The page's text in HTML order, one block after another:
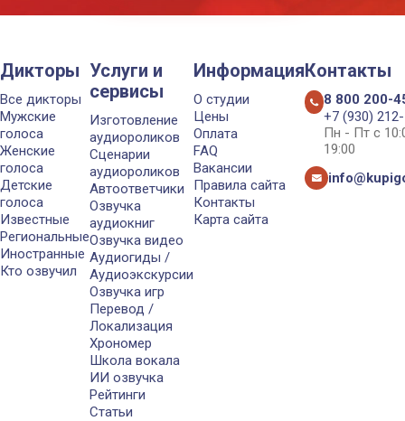
Дикторы
Все дикторы
Мужские
голоса
Женские
голоса
Детские
голоса
Известные
Региональные
Иностранные
Кто озвучил
Услуги и
сервисы
Изготовление
аудиороликов
Сценарии
аудиороликов
Автоответчики
Озвучка
аудиокниг
Озвучка видео
Аудиогиды /
Аудиоэкскурсии
Озвучка игр
Перевод /
Локализация
Хрономер
Школа вокала
ИИ озвучка
Рейтинги
Статьи
Информация
О студии
Цены
Оплата
FAQ
Вакансии
Правила сайта
Контакты
Карта сайта
Контакты
8 800 200-
+7 (930)
Пн - Пт с
19:00